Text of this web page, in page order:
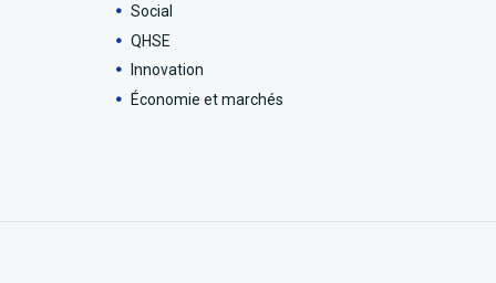
Social
QHSE
Innovation
Économie et marchés